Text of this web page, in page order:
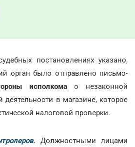
постановлениях указано,
орган было отправлено письмо-
исполкомао незаконной
деятельности в магазине, которое
налоговой проверки.
Должностными лицами